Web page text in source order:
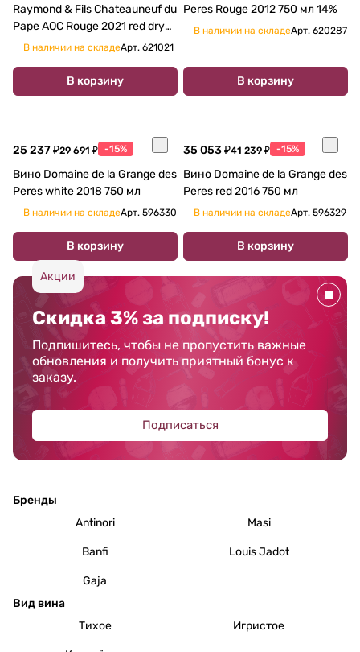
Raymond & Fils Chateauneuf du
Pape AOC Rouge 2021 red dry
750 ml
В наличии на складеАрт. 621021
В корзину
Pеres Rouge 2012 750 мл 14%
В наличии на складеАрт. 620287
В корзину
25 237 ₽29 691 ₽ -15%
Вино Domaine de la Grange des
Pеres white 2018 750 мл
В наличии на складеАрт. 596330
В корзину
35 053 ₽41 239 ₽ -15%
Вино Domaine de la Grange des
Pеres red 2016 750 мл
В наличии на складеАрт. 596329
В корзину
Акции
Скидка 3% за подписку!
Подпишитесь, чтобы не пропустить важные
обновления и получить приятный бонус к
заказу.
Подписаться
Бренды
Antinori
Masi
Banfi Louis Jadot
Gaja
Вид вина
Тихое
Игристое